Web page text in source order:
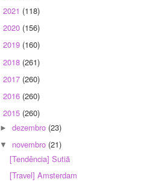
2021 (118)
2020 (156)
2019 (160)
2018 (261)
2017 (260)
2016 (260)
2015 (260)
►dezembro (23)
▼ novembro (21)
[Tendência] Sutiã
[Travel] Amsterdam